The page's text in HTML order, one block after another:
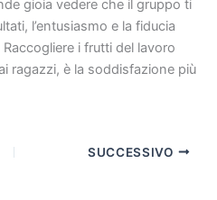
gioia vedere che il gruppo ti
l’entusiasmo e la fiducia
i frutti del lavoro
ragazzi, è la soddisfazione più
SUCCESSIVO